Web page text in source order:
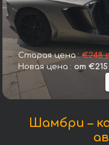
Старая цена :€248
Новая цена : от €215
Шамбри –